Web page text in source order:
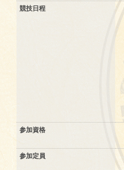
競技日程
参加資格
参加定員